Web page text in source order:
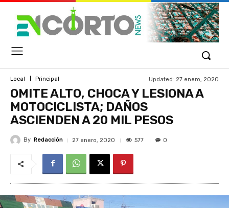
Local Principal Updated: 27 enero, 2020
OMITE ALTO, CHOCA Y LESIONA A
MOTOCICLISTA; DAÑOS
ASCIENDEN A 20 MIL PESOS
By Redacción 27 enero, 2020 577 0